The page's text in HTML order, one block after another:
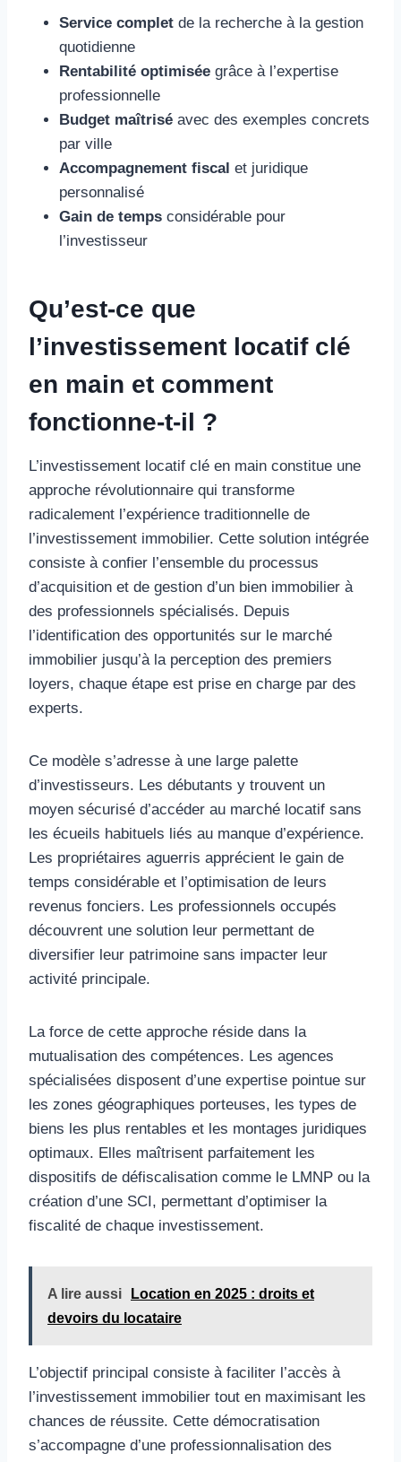
Service complet de la recherche à la gestion
quotidienne
Rentabilité optimisée grâce à l’expertise
professionnelle
Budget maîtrisé avec des exemples concrets
par ville
Accompagnement fiscal et juridique
personnalisé
Gain de temps considérable pour
l’investisseur
Qu’est-ce que
l’investissement locatif clé
en main et comment
fonctionne-t-il ?
L’investissement locatif clé en main constitue une
approche révolutionnaire qui transforme
radicalement l’expérience traditionnelle de
l’investissement immobilier. Cette solution intégrée
consiste à confier l’ensemble du processus
d’acquisition et de gestion d’un bien immobilier à
des professionnels spécialisés. Depuis
l’identification des opportunités sur le marché
immobilier jusqu’à la perception des premiers
loyers, chaque étape est prise en charge par des
experts.
Ce modèle s’adresse à une large palette
d’investisseurs. Les débutants y trouvent un
moyen sécurisé d’accéder au marché locatif sans
les écueils habituels liés au manque d’expérience.
Les propriétaires aguerris apprécient le gain de
temps considérable et l’optimisation de leurs
revenus fonciers. Les professionnels occupés
découvrent une solution leur permettant de
diversifier leur patrimoine sans impacter leur
activité principale.
La force de cette approche réside dans la
mutualisation des compétences. Les agences
spécialisées disposent d’une expertise pointue sur
les zones géographiques porteuses, les types de
biens les plus rentables et les montages juridiques
optimaux. Elles maîtrisent parfaitement les
dispositifs de défiscalisation comme le LMNP ou la
création d’une SCI, permettant d’optimiser la
fiscalité de chaque investissement.
A lire aussi
Location en 2025 : droits et
devoirs du locataire
L’objectif principal consiste à faciliter l’accès à
l’investissement immobilier tout en maximisant les
chances de réussite. Cette démocratisation
s’accompagne d’une professionnalisation des